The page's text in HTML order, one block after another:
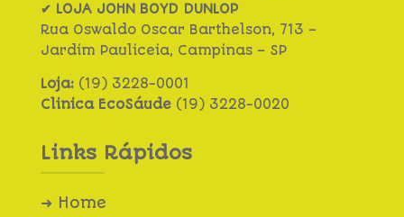
✔ LOJA JOHN BOYD DUNLOP
Rua Oswaldo Oscar Barthelson, 713 –
Jardim Pauliceia, Campinas – SP
Loja:(19) 3228-0001
Clinica EcoSáude(19) 3228-0020
Links Rápidos
➜ Home